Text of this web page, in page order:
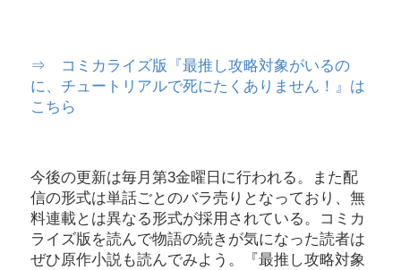
⇒ コミカライズ版『最推し攻略対象がいるの
に、チュートリアルで死にたくありません！』は
こちら
今後の更新は毎月第3金曜日に行われる。また配
信の形式は単話ごとのバラ売りとなっており、無
料連載とは異なる形式が採用されている。コミカ
ライズ版を読んで物語の続きが気になった読者は
ぜひ原作小説も読んでみよう。『最推し攻略対象